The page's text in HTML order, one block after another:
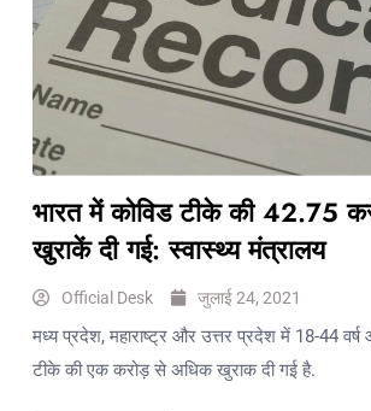
भारत में कोविड टीके की 42.75
खुराकें दी गई: स्वास्थ्य मंत्रालय
Official Desk जुलाई 24, 2021
मध्य प्रदेश, महाराष्ट्र और उत्तर प्रदेश में 18-44 वर्ष
टीके की एक करोड़ से अधिक खुराक दी गई है.